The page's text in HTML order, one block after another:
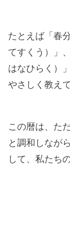
たとえば「春
てすくう）」
はなひらく）
やさしく教え
この暦は、た
と調和しなが
して、私たち